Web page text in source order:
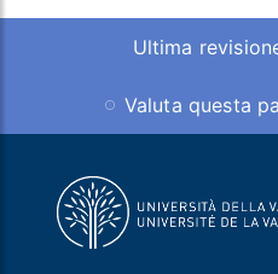
Ultima
Valuta questa